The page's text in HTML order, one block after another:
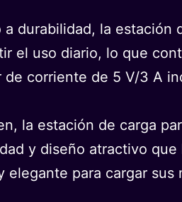
a durabilidad, la estación
el uso diario, lo que
de corriente de 5 V/3 A
la estación de carga
y diseño atractivo
elegante para cargar sus